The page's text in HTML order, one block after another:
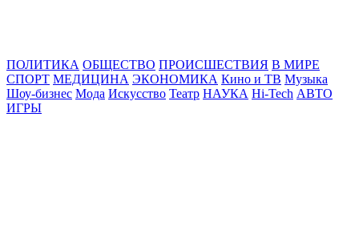
ПОЛИТИКА ОБЩЕСТВО ПРОИСШЕСТВИЯ В МИРЕ
СПОРТ МЕДИЦИНА ЭКОНОМИКА Кино и ТВ Музыка
Шоу-бизнес Мода Искусство Театр НАУКА Hi-Tech АВТО
ИГРЫ